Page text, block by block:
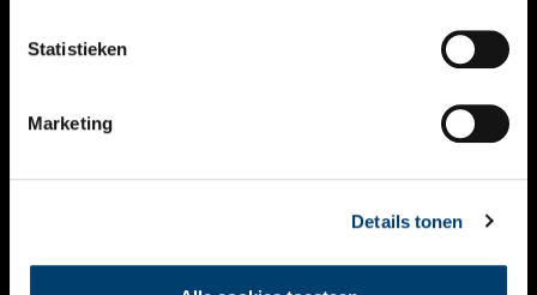
Statistieken
Marketing
Details tonen
THEMA’S
VIDEO’S
CONTACT